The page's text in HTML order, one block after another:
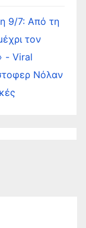
9/7: Από τη
τον
- Viral
Νόλαν